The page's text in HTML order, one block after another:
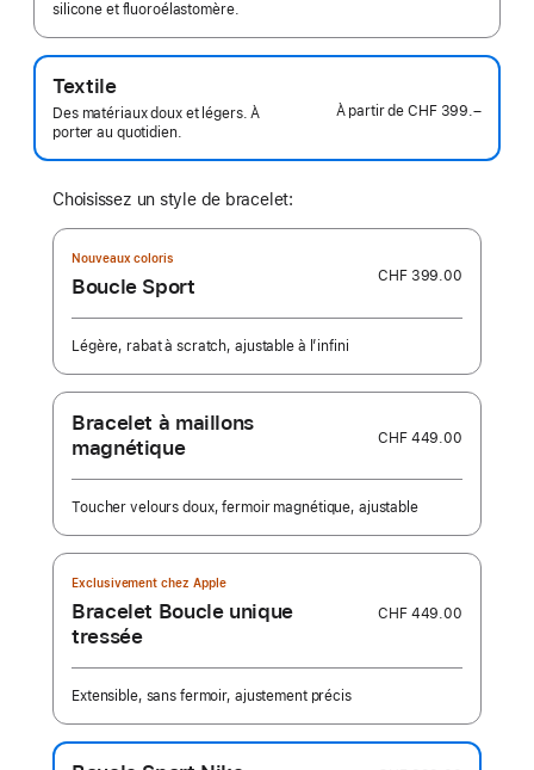
silicone et fluoroélastomère.
Textile
Des matériaux doux et légers. À
porter au quotidien.
À partir deCHF 399.–
Choisissez un style de bracelet:
Nouveaux coloris
Boucle Sport CHF 399.00
Légère, rabat à scratch, ajustable à l’infini
Bracelet à maillons
magnétique
CHF 449.00
Toucher velours doux, fermoir magnétique, ajustable
Exclusivement chez Apple
Bracelet Boucle unique
tressée
CHF 449.00
Extensible, sans fermoir, ajustement précis